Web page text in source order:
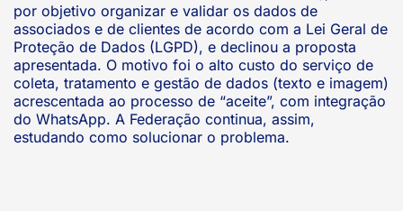
por objetivo organizar e validar os dados de
associados e de clientes de acordo com a Lei Geral de
Proteção de Dados (LGPD), e declinou a proposta
apresentada. O motivo foi o alto custo do serviço de
coleta, tratamento e gestão de dados (texto e imagem)
acrescentada ao processo de “aceite”, com integração
do WhatsApp. A Federação continua, assim,
estudando como solucionar o problema.